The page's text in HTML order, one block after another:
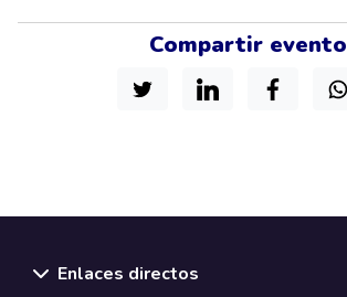
Compartir evento
Enlaces directos